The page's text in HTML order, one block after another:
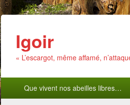
Igoir
« L’escargot, même affamé,
Menu
principalQue vivent nos abeilles libres…